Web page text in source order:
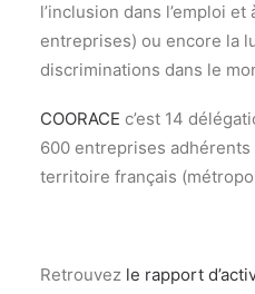
l’inclusion dans l’emploi et
entreprises) ou encore la
discriminations dans le
COORACE c’est 14
600 entreprises
territoire français
Retrouvez le rapport